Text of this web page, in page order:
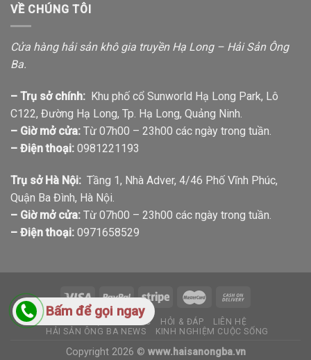
VỀ CHÚNG TÔI
Cửa hàng hải sản khô gia truyền Hạ Long – Hải Sản Ông
Ba.
– Trụ sở chính: Khu phố cổ Sunworld Hạ Long Park, Lô
C122, Đường Hạ Long, Tp. Hạ Long, Quảng Ninh.
– Giờ mở cửa: Từ 07h00 – 23h00 các ngày trong tuần.
– Điện thoại: 0981221193
Trụ sở Hà Nội: Tầng 1, Nhà Adver, 4/46 Phố Vĩnh Phúc,
Quận Ba Đình, Hà Nội.
– Giờ mở cửa: Từ 07h00 – 23h00 các ngày trong tuần.
– Điện thoại: 0971658529
GIỚI THIỆU TIN TỨC HỎI & ĐÁP
LIÊN HỆ
HẢI SẢN ÔNG BA NEWS
KINH NGHIỆM CUỘC SỐNG
Copyright 2026 © www.haisanongba.vn
Bấm để gọi ngay